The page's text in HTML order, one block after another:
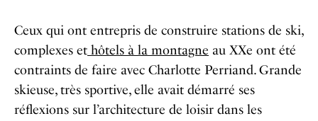
Ceux qui ont entrepris de construire stations de ski,
complexes et hôtels à la montagne au XXe ont été
contraints de faire avec Charlotte Perriand. Grande
skieuse, très sportive, elle avait démarré ses
réflexions sur l’architecture de loisir dans les